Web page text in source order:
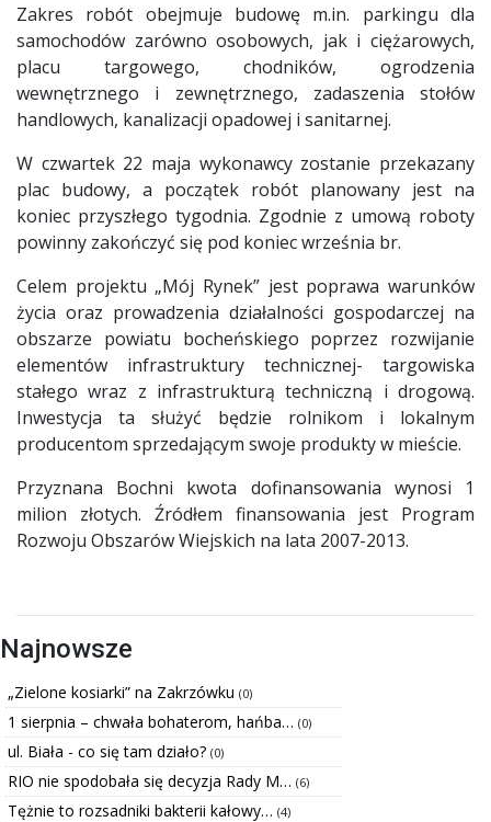
Zakres robót obejmuje budowę m.in. parkingu dla
samochodów zarówno osobowych, jak i ciężarowych,
placu targowego, chodników, ogrodzenia
wewnętrznego i zewnętrznego, zadaszenia stołów
handlowych, kanalizacji opadowej i sanitarnej.
W czwartek 22 maja wykonawcy zostanie przekazany
plac budowy, a początek robót planowany jest na
koniec przyszłego tygodnia. Zgodnie z umową roboty
powinny zakończyć się pod koniec września br.
Celem projektu „Mój Rynek” jest poprawa warunków
życia oraz prowadzenia działalności gospodarczej na
obszarze powiatu bocheńskiego poprzez rozwijanie
elementów infrastruktury technicznej- targowiska
stałego wraz z infrastrukturą techniczną i drogową.
Inwestycja ta służyć będzie rolnikom i lokalnym
producentom sprzedającym swoje produkty w mieście.
Przyznana Bochni kwota dofinansowania wynosi 1
milion złotych. Źródłem finansowania jest Program
Rozwoju Obszarów Wiejskich na lata 2007-2013.
Najnowsze
„Zielone kosiarki” na Zakrzówku (0)
1 sierpnia – chwała bohaterom, hańba… (0)
ul. Biała - co się tam działo? (0)
RIO nie spodobała się decyzja Rady M… (6)
Tężnie to rozsadniki bakterii kałowy… (4)